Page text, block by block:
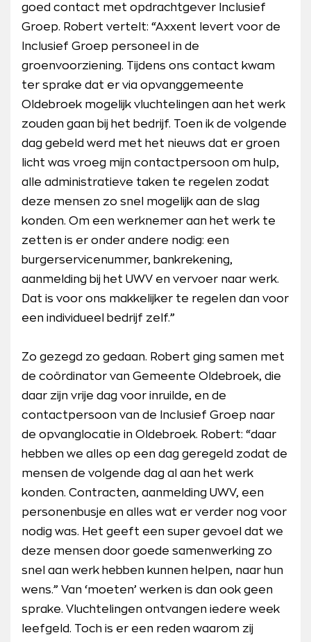
goed contact met opdrachtgever Inclusief
Groep. Robert vertelt: “Axxent levert voor de
Inclusief Groep personeel in de
groenvoorziening. Tijdens ons contact kwam
ter sprake dat er via opvanggemeente
Oldebroek mogelijk vluchtelingen aan het werk
zouden gaan bij het bedrijf. Toen ik de volgende
dag gebeld werd met het nieuws dat er groen
licht was vroeg mijn contactpersoon om hulp,
alle administratieve taken te regelen zodat
deze mensen zo snel mogelijk aan de slag
konden. Om een werknemer aan het werk te
zetten is er onder andere nodig: een
burgerservicenummer, bankrekening,
aanmelding bij het UWV en vervoer naar werk.
Dat is voor ons makkelijker te regelen dan voor
een individueel bedrijf zelf.”
Zo gezegd zo gedaan. Robert ging samen met
de coördinator van Gemeente Oldebroek, die
daar zijn vrije dag voor inruilde, en de
contactpersoon van de Inclusief Groep naar
de opvanglocatie in Oldebroek. Robert: “daar
hebben we alles op een dag geregeld zodat de
mensen de volgende dag al aan het werk
konden. Contracten, aanmelding UWV, een
personenbusje en alles wat er verder nog voor
nodig was. Het geeft een super gevoel dat we
deze mensen door goede samenwerking zo
snel aan werk hebben kunnen helpen, naar hun
wens.” Van ‘moeten’ werken is dan ook geen
sprake. Vluchtelingen ontvangen iedere week
leefgeld. Toch is er een reden waarom zij